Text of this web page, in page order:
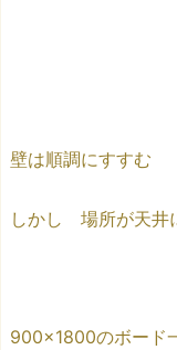
壁は順調にすす
しかし 場所が天井
900×1800のボード